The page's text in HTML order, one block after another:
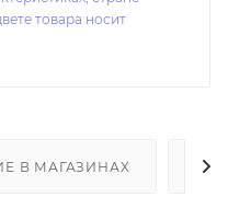
товара носит
В МАГАЗИНАХ